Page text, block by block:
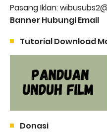
Pasang Iklan:
Banner Hubungi Email
Tutorial Download
Donasi